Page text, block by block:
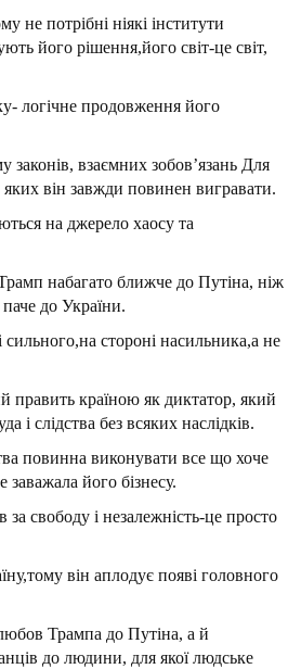
не потрібні ніякі інститути
його рішення,його світ-це світ,
логічне продовження його
законів, взаємних зобовʼязань Для
яких він завжди повинен вигравати.
на джерело хаосу та
Трамп набагато ближче до Путіна, ніж
до України.
стороні насильника,а не
править країною як диктатор, який
і слідства без всяких наслідків.
повинна виконувати все що хоче
його бізнесу.
за свободу і незалежність-це просто
він аплодує появі головного
Трампа до Путіна, а й
до людини, для якої людське